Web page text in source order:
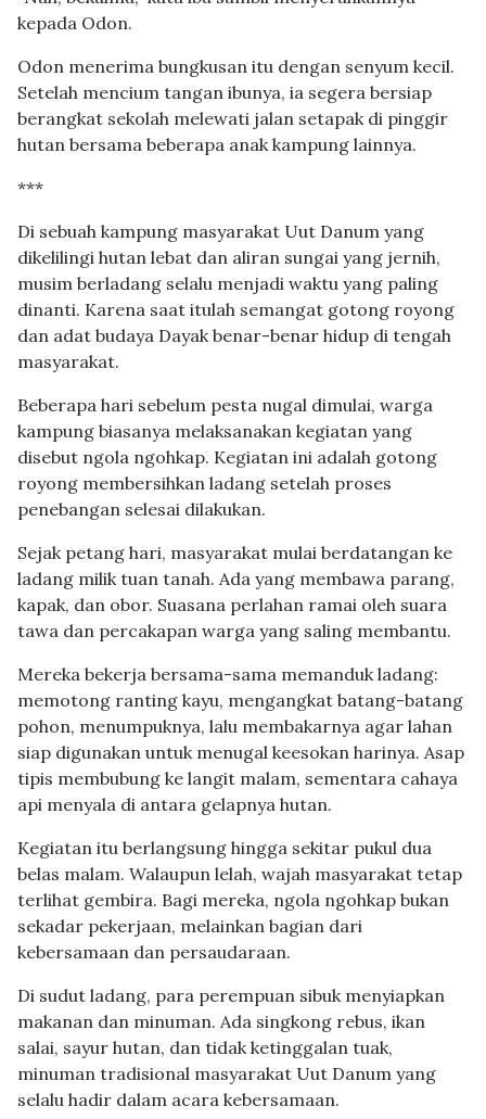
kepada Odon.
Odon menerima bungkusan itu dengan senyum kecil.
Setelah mencium tangan ibunya, ia segera bersiap
berangkat sekolah melewati jalan setapak di pinggir
hutan bersama beberapa anak kampung lainnya.
***
Di sebuah kampung masyarakat Uut Danum yang
dikelilingi hutan lebat dan aliran sungai yang jernih,
musim berladang selalu menjadi waktu yang paling
dinanti. Karena saat itulah semangat gotong royong
dan adat budaya Dayak benar-benar hidup di tengah
masyarakat.
Beberapa hari sebelum pesta nugal dimulai, warga
kampung biasanya melaksanakan kegiatan yang
disebut ngola ngohkap. Kegiatan ini adalah gotong
royong membersihkan ladang setelah proses
penebangan selesai dilakukan.
Sejak petang hari, masyarakat mulai berdatangan ke
ladang milik tuan tanah. Ada yang membawa parang,
kapak, dan obor. Suasana perlahan ramai oleh suara
tawa dan percakapan warga yang saling membantu.
Mereka bekerja bersama-sama memanduk ladang:
memotong ranting kayu, mengangkat batang-batang
pohon, menumpuknya, lalu membakarnya agar lahan
siap digunakan untuk menugal keesokan harinya. Asap
tipis membubung ke langit malam, sementara cahaya
api menyala di antara gelapnya hutan.
Kegiatan itu berlangsung hingga sekitar pukul dua
belas malam. Walaupun lelah, wajah masyarakat tetap
terlihat gembira. Bagi mereka, ngola ngohkap bukan
sekadar pekerjaan, melainkan bagian dari
kebersamaan dan persaudaraan.
Di sudut ladang, para perempuan sibuk menyiapkan
makanan dan minuman. Ada singkong rebus, ikan
salai, sayur hutan, dan tidak ketinggalan tuak,
minuman tradisional masyarakat Uut Danum yang
selalu hadir dalam acara kebersamaan.